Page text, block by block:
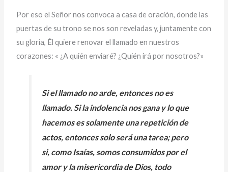
Por eso el Señor nos convoca a casa de oración, donde las
puertas de su trono se nos son reveladas y, juntamente con
su gloria, Él quiere renovar el llamado en nuestros
corazones: « ¿A quién enviaré? ¿Quién irá por nosotros?»
Si el llamado no arde, entonces no es
llamado. Si la indolencia nos gana y lo que
hacemos es solamente una repetición de
actos, entonces solo será una tarea; pero
si, como Isaías, somos consumidos por el
amor y la misericordia de Dios, todo